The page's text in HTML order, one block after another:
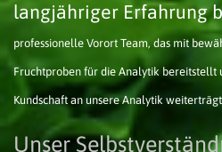
langjähriger Erfahrung
professionelle Vorort Team, das mit
Fruchtproben für die Analytik bereitstellt
Kundschaft an unsere Analytik
Unser